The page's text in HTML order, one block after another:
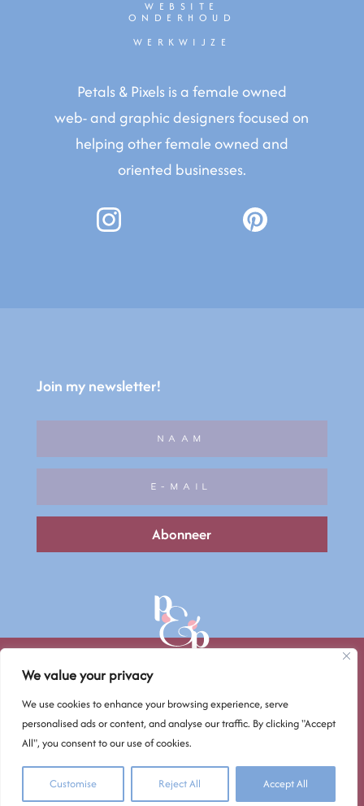
We value your privacy
We use cookies to enhance your browsing experience, serve
personalised ads or content, and analyse our traffic. By clicking "Accept
All", you consent to our use of cookies.
Customise Reject All Accept All
WEBSITE
ONDERHOUD
WERKWIJZE
Petals & Pixels is a female owned
web- and graphic designers focused on
helping other female owned and
oriented businesses.
Join my newsletter!
Abonneer
© Petals & Pixels 2026
Privacy – Cookies – Terms & Conditions